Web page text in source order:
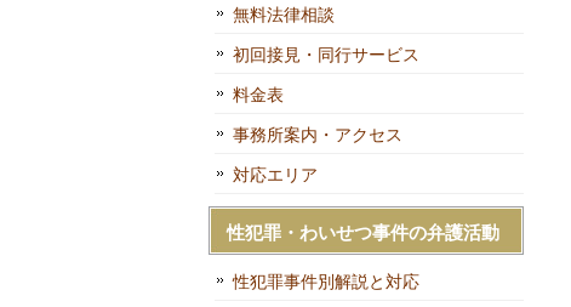
無料法律相談
初回接見・同行サービス
料金表
事務所案内・アクセス
対応エリア
性犯罪・わいせつ事件の弁護活動
性犯罪事件別解説と対応